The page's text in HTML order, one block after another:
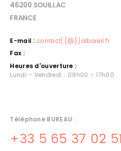
46200 SOUILLAC
FRANCE
E-mail : contact[{@}]albareil.fr
Fax :
Heures d'ouverture :
Lundi - Vendredi : 09h00 - 17h00
Téléphone BUREAU :
+33 5 65 37 02 51